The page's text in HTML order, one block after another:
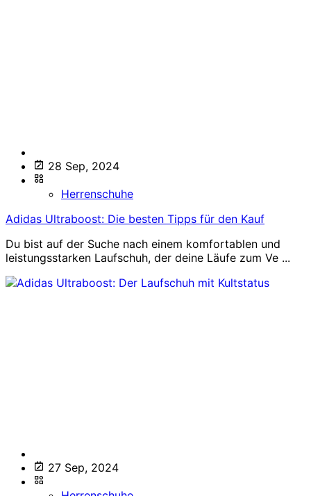
28 Sep, 2024
Herrenschuhe
Adidas Ultraboost: Die besten Tipps für den Kauf
Du bist auf der Suche nach einem komfortablen und
leistungsstarken Laufschuh, der deine Läufe zum Ve ...
27 Sep, 2024